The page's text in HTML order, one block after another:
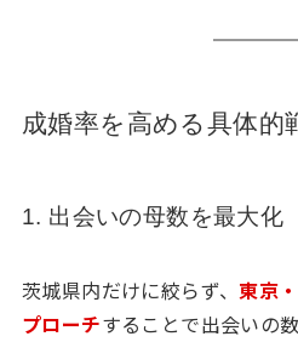
成婚率を高める具体的
1. 出会いの母数を最大化
茨城県内だけに絞らず、東京
プローチすることで出会いの